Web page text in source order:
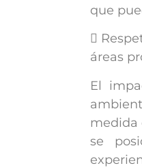
que

áreas
El
medida
se